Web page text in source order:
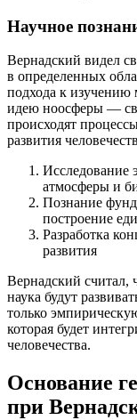
Научное
Вернадский видел
в определенных
подхода к изучению
идею ноосферы —
происходят
развития
Исследование
атмосферы и
Познание
построение
Разработка
развития
Вернадский считал,
наука будут
только
которая будет
человечества.
Основание
при